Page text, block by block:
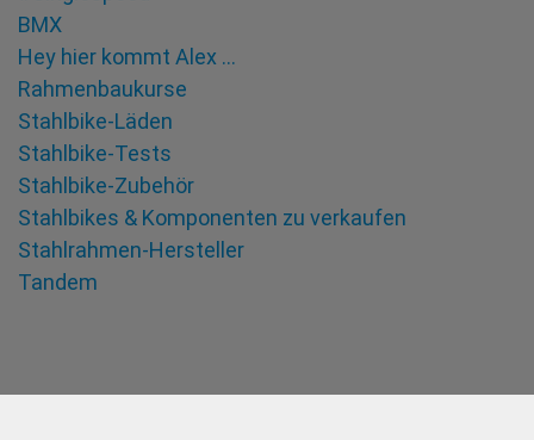
BMX
Hey hier kommt Alex …
Rahmenbaukurse
Stahlbike-Läden
Stahlbike-Tests
Stahlbike-Zubehör
Stahlbikes & Komponenten zu verkaufen
Stahlrahmen-Hersteller
Tandem